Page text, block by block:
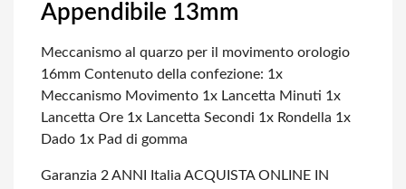
Appendibile 13mm
Meccanismo al quarzo per il movimento orologio
16mm Contenuto della confezione: 1x
Meccanismo Movimento 1x Lancetta Minuti 1x
Lancetta Ore 1x Lancetta Secondi 1x Rondella 1x
Dado 1x Pad di gomma
Garanzia 2 ANNI Italia ACQUISTA ONLINE IN